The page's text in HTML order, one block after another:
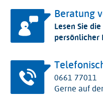
Beratung
Lesen Sie
persönlicher
0661 77011
Gerne auf